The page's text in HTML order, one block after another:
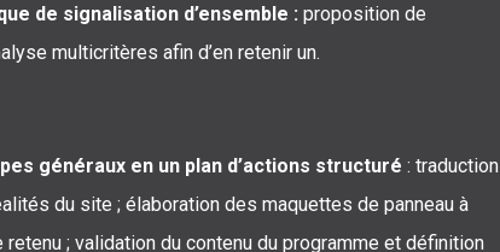
de signalisation d’ensemble : proposition de
multicritères afin d’en retenir un.
généraux en un plan d’actions structuré : traduction
du site ; élaboration des maquettes de panneau à
; validation du contenu du programme et définition